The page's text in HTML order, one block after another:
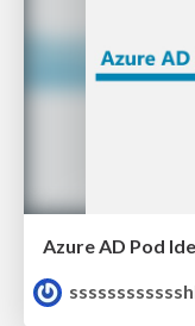
Azure AD Pod